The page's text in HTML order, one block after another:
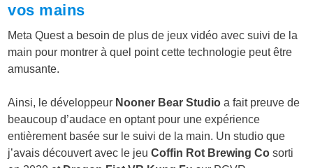
vos mains
Meta Quest a besoin de plus de jeux vidéo avec suivi de la
main pour montrer à quel point cette technologie peut être
amusante.
Ainsi, le développeur Nooner Bear Studio a fait preuve de
beaucoup d’audace en optant pour une expérience
entièrement basée sur le suivi de la main. Un studio que
j’avais découvert avec le jeuCoffin Rot Brewing Co sorti